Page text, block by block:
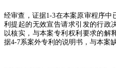
经审查，证据1-3在本案原审程序中
利提起的无效宣告请求引发的行政
以核实，与本案专利权利要求的解
据4-7系案外专利的说明书，与本案